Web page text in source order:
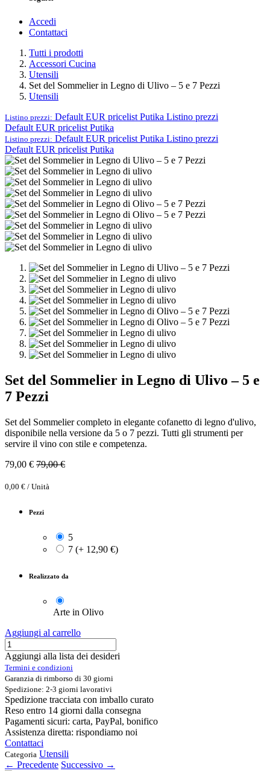
Accedi
Contattaci
Tutti i prodotti
Accessori Cucina
Utensili
Set del Sommelier in Legno di Ulivo – 5 e 7 Pezzi
Utensili
Listino prezzi: Default EUR pricelist Putika Listino prezzi
Default EUR pricelist Putika
Listino prezzi: Default EUR pricelist Putika Listino prezzi
Default EUR pricelist Putika
Set del Sommelier in Legno di Ulivo – 5 e
7 Pezzi
Set del Sommelier completo in elegante cofanetto di legno d'ulivo,
disponibile nella versione da 5 o 7 pezzi. Tutti gli strumenti per
servire il vino con stile e competenza.
79,00 € 79,00€
0,00 € / Unità
Pezzi
5
7 (+ 12,90 €)
Realizzato da
Arte in Olivo
Aggiungi al carrello
Aggiungi alla lista dei desideri
Termini e condizioni
Garanzia di rimborso di 30 giorni
Spedizione: 2-3 giorni lavorativi
Spedizione tracciata con imballo curato
Reso entro 14 giorni dalla consegna
Pagamenti sicuri: carta, PayPal, bonifico
Assistenza diretta: rispondiamo noi
Contattaci
Categoria Utensili
← Precedente Successivo →